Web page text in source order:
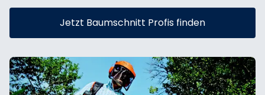
Jetzt Baumschnitt Profis finden